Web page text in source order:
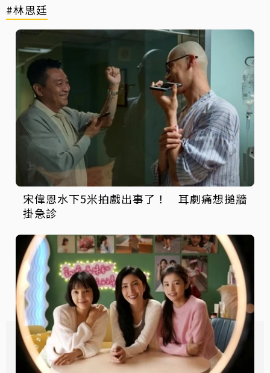
#林思廷
宋偉恩水下5米拍戲出事了！ 耳劇痛想搥牆
掛急診